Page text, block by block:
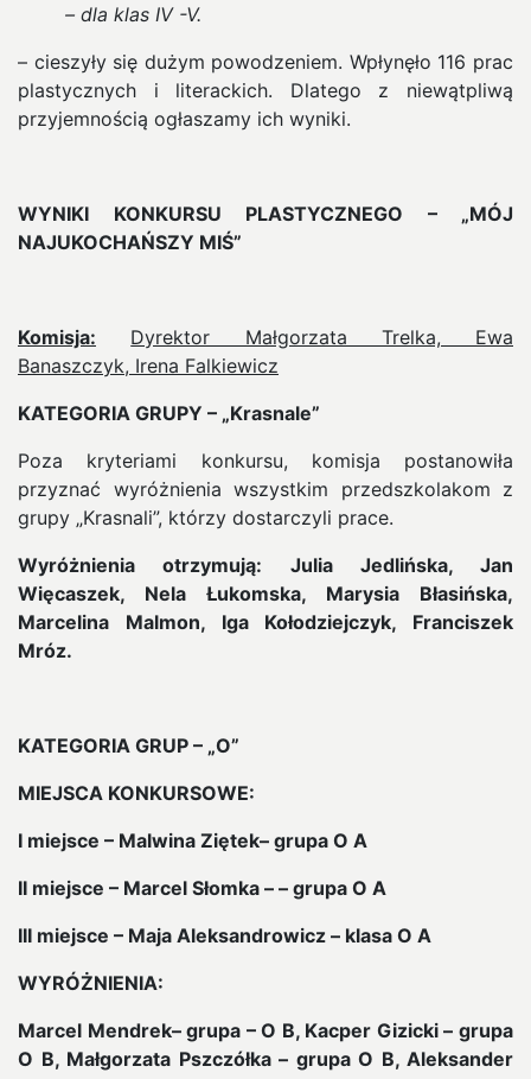
– dla klas IV -V.
– cieszyły się dużym powodzeniem. Wpłynęło 116 prac
plastycznych i literackich. Dlatego z niewątpliwą
przyjemnością ogłaszamy ich wyniki.
WYNIKI KONKURSU PLASTYCZNEGO – „MÓJ
NAJUKOCHAŃSZY MIŚ”
Komisja:
Dyrektor Małgorzata Trelka, Ewa
Banaszczyk, Irena Falkiewicz
KATEGORIA GRUPY – „Krasnale”
Poza kryteriami konkursu, komisja postanowiła
przyznać wyróżnienia wszystkim przedszkolakom z
grupy „Krasnali”, którzy dostarczyli prace.
Wyróżnienia otrzymują: Julia Jedlińska, Jan
Więcaszek, Nela Łukomska, Marysia Błasińska,
Marcelina Malmon, Iga Kołodziejczyk, Franciszek
Mróz.
KATEGORIA GRUP – „O”
MIEJSCA KONKURSOWE:
I miejsce – Malwina Ziętek– grupa O A
II miejsce – Marcel Słomka – – grupa O A
III miejsce – Maja Aleksandrowicz – klasa O A
WYRÓŻNIENIA:
Marcel Mendrek– grupa – O B, Kacper Gizicki – grupa
O B, Małgorzata Pszczółka – grupa O B, Aleksander